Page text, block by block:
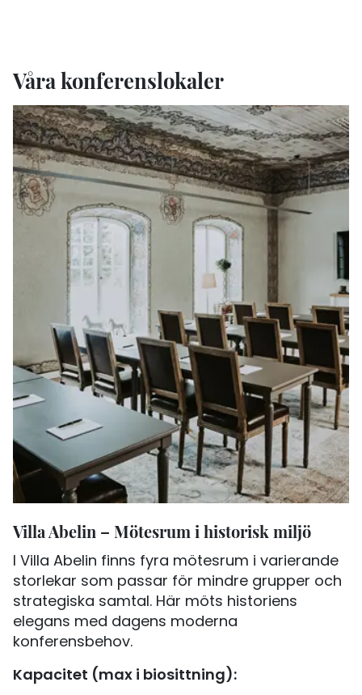
Våra konferenslokaler
Villa Abelin – Mötesrum i historisk miljö
I Villa Abelin finns fyra mötesrum i varierande
storlekar som passar för mindre grupper och
strategiska samtal. Här möts historiens
elegans med dagens moderna
konferensbehov.
Kapacitet (max i biosittning):